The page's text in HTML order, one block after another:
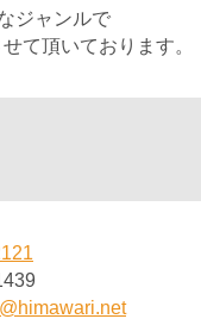
ジャンルで
て頂いております。